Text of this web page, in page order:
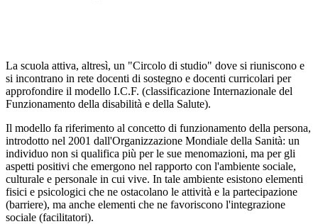
La scuola attiva, altresì, un "Circolo di studio" dove si riuniscono e
si incontrano in rete docenti di sostegno e docenti curricolari per
approfondire il modello I.C.F. (classificazione Internazionale del
Funzionamento della disabilità e della Salute).
Il modello fa riferimento al concetto di funzionamento della persona,
introdotto nel 2001 dall'Organizzazione Mondiale della Sanità: un
individuo non si qualifica più per le sue menomazioni, ma per gli
aspetti positivi che emergono nel rapporto con l'ambiente sociale,
culturale e personale in cui vive. In tale ambiente esistono elementi
fisici e psicologici che ne ostacolano le attività e la partecipazione
(barriere), ma anche elementi che ne favoriscono l'integrazione
sociale (facilitatori).